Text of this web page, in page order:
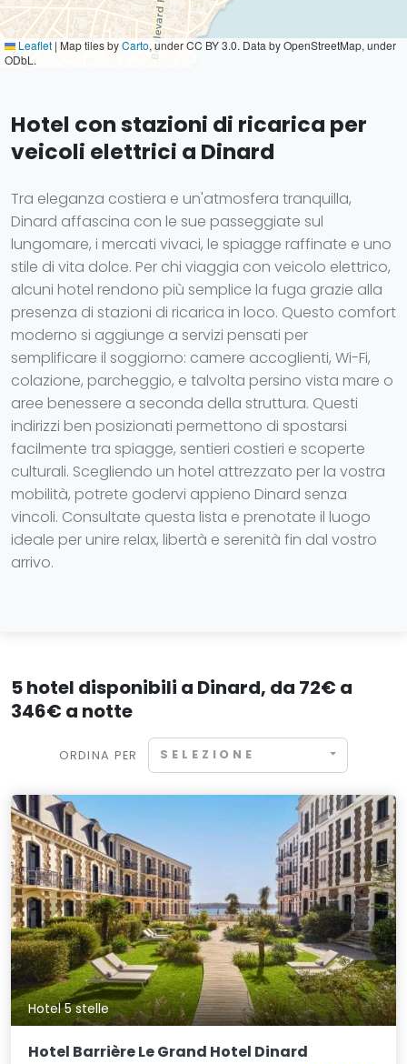
Leaflet | Map tiles byCarto, under CC BY 3.0. Data by OpenStreetMap, under
ODbL.
Hotel con stazioni di ricarica per
veicoli elettrici a Dinard
Tra eleganza costiera e un'atmosfera tranquilla,
Dinard affascina con le sue passeggiate sul
lungomare, i mercati vivaci, le spiagge raffinate e uno
stile di vita dolce. Per chi viaggia con veicolo elettrico,
alcuni hotel rendono più semplice la fuga grazie alla
presenza di stazioni di ricarica in loco. Questo comfort
moderno si aggiunge a servizi pensati per
semplificare il soggiorno: camere accoglienti, Wi-Fi,
colazione, parcheggio, e talvolta persino vista mare o
aree benessere a seconda della struttura. Questi
indirizzi ben posizionati permettono di spostarsi
facilmente tra spiagge, sentieri costieri e scoperte
culturali. Scegliendo un hotel attrezzato per la vostra
mobilità, potrete godervi appieno Dinard senza
vincoli. Consultate questa lista e prenotate il luogo
ideale per unire relax, libertà e serenità fin dal vostro
arrivo.
5 hotel disponibili a Dinard, da 72€ a
346€ a notte
ORDINA PER SELEZIONE
Hotel 5 stelle
Hotel Barrière Le Grand Hotel Dinard